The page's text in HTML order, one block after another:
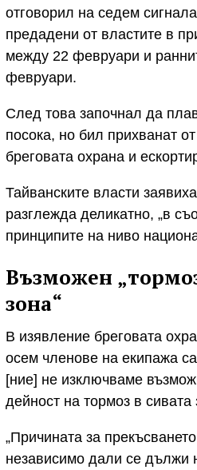
отговорил на седем
предадени от властите в
между 22 февруари и
февруари.
След това започнал да
посока, но бил прихванат
бреговата охрана и
Тайванските власти
разглежда деликатно, „в
принципите на ниво
Възможен
зона“
В изявление бреговата
осем членове на екипажа
[ние] не изключваме
дейност на тормоз в сивата
„Причината за
независимо дали се дължи